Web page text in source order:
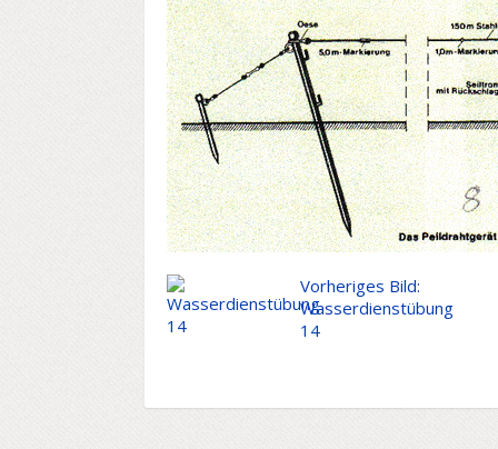
Vorheriges Bild:
Wasserdienstübung
14